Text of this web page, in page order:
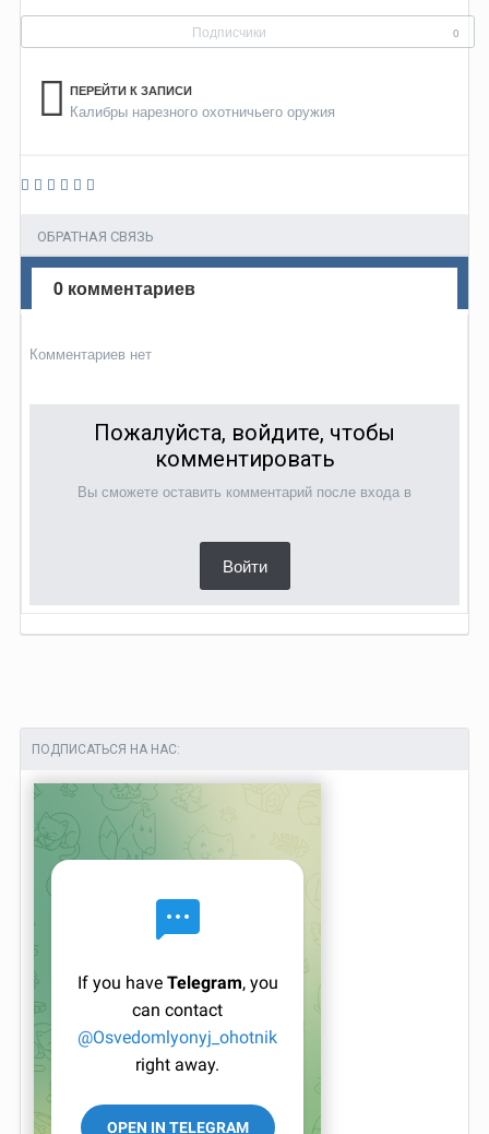
Подписчики 0
ПЕРЕЙТИ К ЗАПИСИ
Калибры нарезного охотничьего оружия
ОБРАТНАЯ СВЯЗЬ
0 комментариев
Комментариев нет
Пожалуйста, войдите, чтобы
комментировать
Вы сможете оставить комментарий после входа в
Войти
ПОДПИСАТЬСЯ НА НАС: